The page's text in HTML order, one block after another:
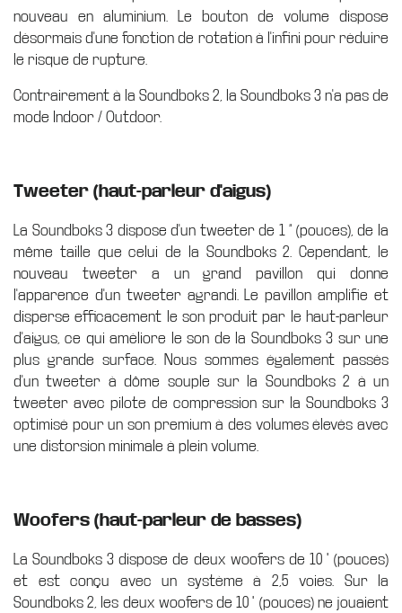
nouveau en aluminium. Le bouton de volume dispose
désormais d'une fonction de rotation à l'infini pour réduire
le risque de rupture.
Contrairement à la Soundboks 2, la Soundboks 3 n'a pas de
mode Indoor / Outdoor.
Tweeter (haut-parleur d'aigus)
La Soundboks 3 dispose d'un tweeter de 1 ” (pouces), de la
même taille que celui de la Soundboks 2. Cependant, le
nouveau tweeter a un grand pavillon qui donne
l'apparence d'un tweeter agrandi. Le pavillon amplifie et
disperse efficacement le son produit par le haut-parleur
d'aigus, ce qui améliore le son de la Soundboks 3 sur une
plus grande surface. Nous sommes également passés
d'un tweeter à dôme souple sur la Soundboks 2 à un
tweeter avec pilote de compression sur la Soundboks 3
optimisé pour un son premium à des volumes élevés avec
une distorsion minimale à plein volume.
Woofers (haut-parleur de basses)
La Soundboks 3 dispose de deux woofers de 10 " (pouces)
et est conçu avec un système à 2,5 voies. Sur la
Soundboks 2, les deux woofers de 10 " (pouces) ne jouaient